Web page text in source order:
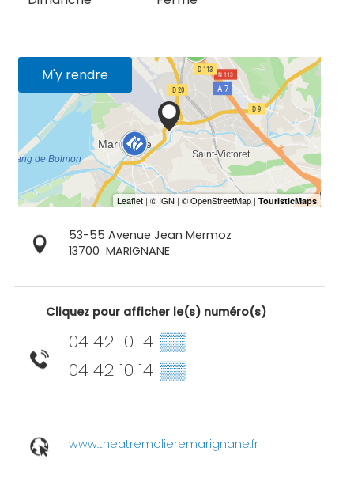
M'y rendre
53-55 Avenue Jean Mermoz
13700 MARIGNANE
Cliquez pour afficher le(s) numéro(s)
04 42 10 14 ▒▒
04 42 10 14 ▒▒
www.theatremolieremarignane.fr